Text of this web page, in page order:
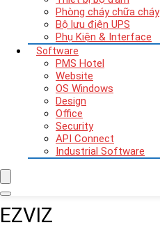
Phòng cháy chữa cháy
Bộ lưu điện UPS
Phụ Kiện & Interface
Software
PMS Hotel
Website
OS Windows
Design
Office
Security
API Connect
Industrial Software
EZVIZ